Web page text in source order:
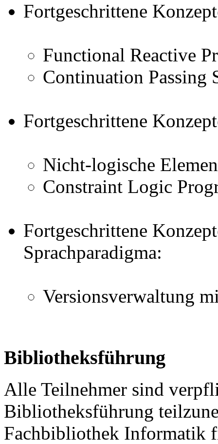
Fortgeschrittene
Functional Reactive
Continuation Passing
Fortgeschrittene
Nicht-logische
Constraint Logic
Fortgeschrittene
Sprachparadigma:
Versionsverwaltung
Bibliotheksführung
Alle Teilnehmer sind
Bibliotheksführung
Fachbibliothek Informatik